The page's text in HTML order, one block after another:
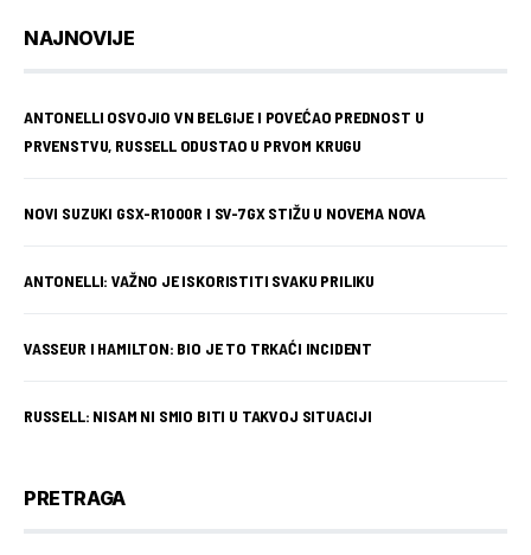
NAJNOVIJE
ANTONELLI OSVOJIO VN BELGIJE I POVEĆAO PREDNOST U
PRVENSTVU, RUSSELL ODUSTAO U PRVOM KRUGU
NOVI SUZUKI GSX-R1000R I SV-7GX STIŽU U NOVEMA NOVA
ANTONELLI: VAŽNO JE ISKORISTITI SVAKU PRILIKU
VASSEUR I HAMILTON: BIO JE TO TRKAĆI INCIDENT
RUSSELL: NISAM NI SMIO BITI U TAKVOJ SITUACIJI
PRETRAGA